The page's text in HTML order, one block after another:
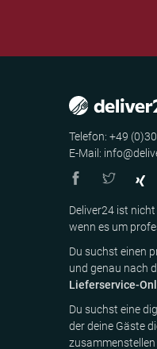
Telefon: +49
E-Mail:
Deliver24 ist
wenn es um
Du suchst einen
und genau nach
Lieferservice-
Du suchst eine
der deine Gäste